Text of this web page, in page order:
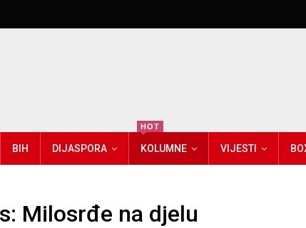
BIH DIJASPORA KOLUMNE
HOT
VIJESTI
Milosrđe na djelu